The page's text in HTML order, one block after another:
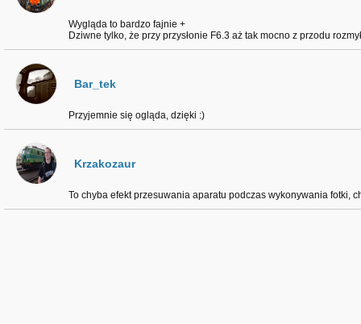
Wygląda to bardzo fajnie +
Dziwne tylko, że przy przysłonie F6.3 aż tak mocno z przodu
Bar_tek
Przyjemnie się ogląda, dzięki :)
Krzakozaur
To chyba efekt przesuwania aparatu podczas wykonywania fotki,